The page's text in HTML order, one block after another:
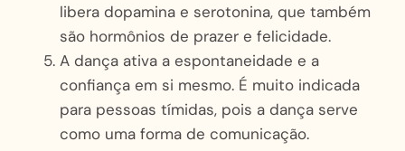
libera dopamina e serotonina, que também
são hormônios de prazer e felicidade.
A dança ativa a espontaneidade e a
confiança em si mesmo. É muito indicada
para pessoas tímidas, pois a dança serve
como uma forma de comunicação.